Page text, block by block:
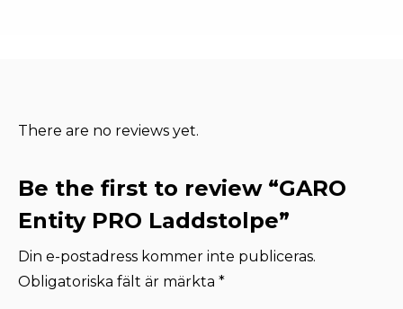
There are no reviews yet.
Be the first to review “GARO
Entity PRO Laddstolpe”
Din e-postadress kommer inte publiceras.
Obligatoriska fält är märkta *